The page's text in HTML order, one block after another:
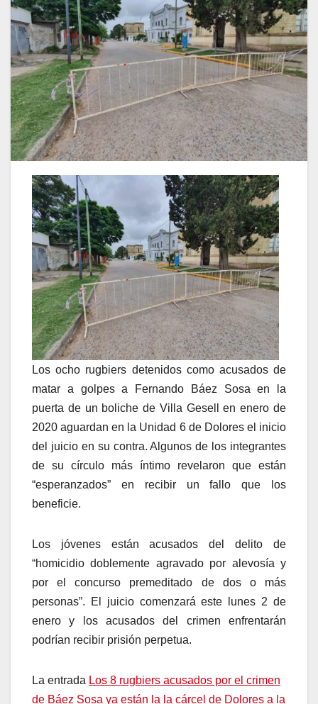
Los ocho rugbiers detenidos como acusados de
matar a golpes a Fernando Báez Sosa en la
puerta de un boliche de Villa Gesell en enero de
2020 aguardan en la Unidad 6 de Dolores el inicio
del juicio en su contra. Algunos de los integrantes
de su círculo más íntimo revelaron que están
“esperanzados” en recibir un fallo que los
beneficie.
Los jóvenes están acusados del delito de
“homicidio doblemente agravado por alevosía y
por el concurso premeditado de dos o más
personas”. El juicio comenzará este lunes 2 de
enero y los acusados del crimen enfrentarán
podrían recibir prisión perpetua.
La entrada Los 8 rugbiers acusados por el crimen
de Báez Sosa ya están la la cárcel de Dolores a la